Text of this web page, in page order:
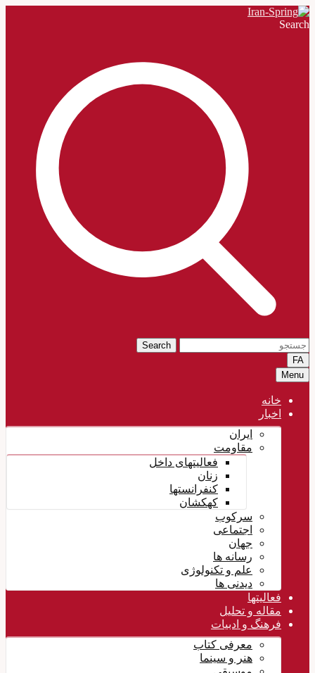
Search
Search
FA
Menu
خانه
اخبار
ایران
مقاومت
فعالیتهای داخل
زنان
کنفرانستها
کهکشان
سرکوب
اجتماعی
جهان
رسانه ها
علم و تکنولوژی
دیدنی ها
فعالیتها
مقاله و تحلیل
فرهنگ و ادبیات
معرفی کتاب
هنر و سینما